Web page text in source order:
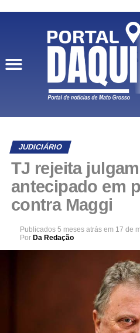
JUDICIÁRIO
TJ rejeita
antecipado em
contra Maggi
Publicados 5 meses atrás em 17 de
Por Da Redação